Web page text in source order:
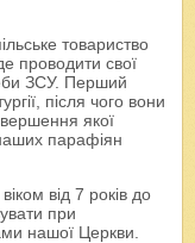
товариство
проводити свої
ЗСУ. Перший
після чого вони
якої
парафіян
від 7 років до
при
нашої Церкви.